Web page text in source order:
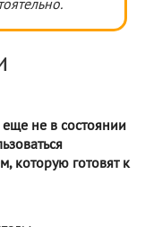
не в состоянии
которую готовят к